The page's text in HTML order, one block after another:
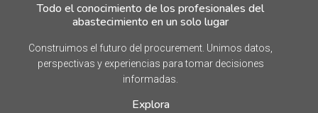
Todo el conocimiento de los profesionales del
abastecimiento en un solo lugar
Construimos el futuro del procurement. Unimos datos,
perspectivas y experiencias para tomar decisiones
informadas.
Explora